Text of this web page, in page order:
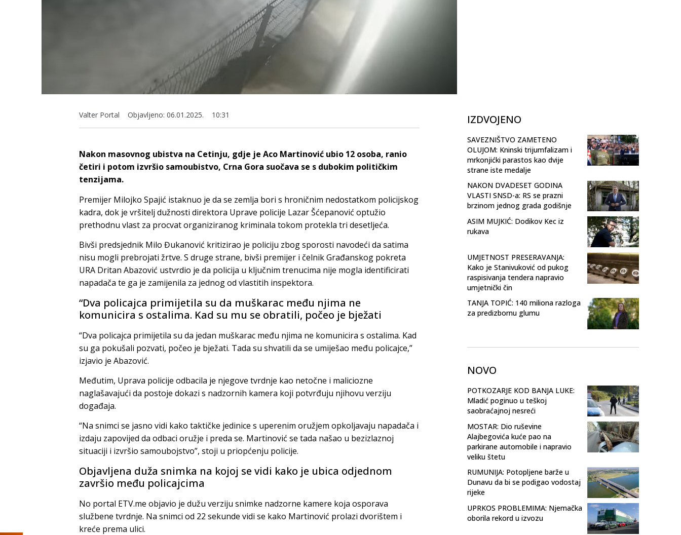
Valter Portal Objavljeno: 06.01.2025. 10:31
Nakon masovnog ubistva na Cetinju, gdje je Aco Martinović ubio 12 osoba, ranio
četiri i potom izvršio samoubistvo, Crna Gora suočava se s dubokim političkim
tenzijama.
Premijer Milojko Spajić istaknuo je da se zemlja bori s hroničnim nedostatkom policijskog
kadra, dok je vršitelj dužnosti direktora Uprave policije Lazar Šćepanović optužio
prethodnu vlast za procvat organiziranog kriminala tokom protekla tri desetljeća.
Bivši predsjednik Milo Đukanović kritizirao je policiju zbog sporosti navodeći da satima
nisu mogli prebrojati žrtve. S druge strane, bivši premijer i čelnik Građanskog pokreta
URA Dritan Abazović ustvrdio je da policija u ključnim trenucima nije mogla identificirati
napadača te ga je zamijenila za jednog od vlastitih inspektora.
“Dva policajca primijetila su da muškarac među njima ne
komunicira s ostalima. Kad su mu se obratili, počeo je bježati
“Dva policajca primijetila su da jedan muškarac među njima ne komunicira s ostalima. Kad
su ga pokušali pozvati, počeo je bježati. Tada su shvatili da se umiješao među policajce,”
izjavio je Abazović.
Međutim, Uprava policije odbacila je njegove tvrdnje kao netočne i maliciozne
naglašavajući da postoje dokazi s nadzornih kamera koji potvrđuju njihovu verziju
događaja.
“Na snimci se jasno vidi kako taktičke jedinice s uperenim oružjem opkoljavaju napadača i
izdaju zapovijed da odbaci oružje i preda se. Martinović se tada našao u bezizlaznoj
situaciji i izvršio samoubojstvo”, stoji u priopćenju policije.
Objavljena duža snimka na kojoj se vidi kako je ubica odjednom
završio među policajcima
No portal ETV.me objavio je dužu verziju snimke nadzorne kamere koja osporava
službene tvrdnje. Na snimci od 22 sekunde vidi se kako Martinović prolazi dvorištem i
kreće prema ulici.
IZDVOJENO
SAVEZNIŠTVO ZAMETENO
OLUJOM: Kninski trijumfalizam i
mrkonjićki parastos kao dvije
strane iste medalje
NAKON DVADESET GODINA
VLASTI SNSD-a: RS se prazni
brzinom jednog grada godišnje
ASIM MUJKIĆ: Dodikov Kec iz
rukava
UMJETNOST PRESERAVANJA:
Kako je Stanivuković od pukog
raspisivanja tendera napravio
umjetnički čin
TANJA TOPIĆ: 140 miliona razloga
za predizbornu glumu
NOVO
POTKOZARJE KOD BANJA LUKE:
Mladić poginuo u teškoj
saobraćajnoj nesreći
MOSTAR: Dio ruševine
Alajbegovića kuće pao na
parkirane automobile i napravio
veliku štetu
RUMUNIJA: Potopljene barže u
Dunavu da bi se podigao vodostaj
rijeke
UPRKOS PROBLEMIMA: Njemačka
oborila rekord u izvozu